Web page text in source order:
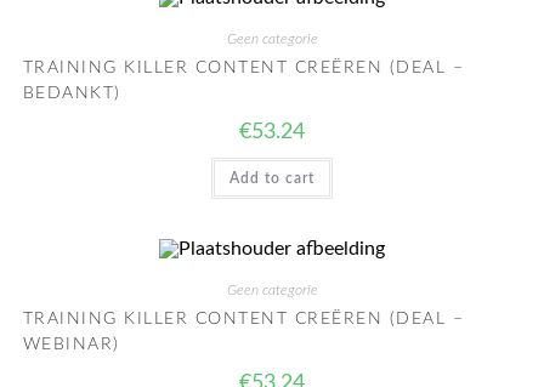
Geen categorie
TRAINING KILLER CONTENT CREËREN (DEAL –
BEDANKT)
€53.24
Add to cart
Geen categorie
TRAINING KILLER CONTENT CREËREN (DEAL –
WEBINAR)